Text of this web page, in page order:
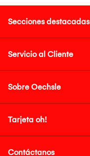
Secciones destacadas
Servicio al Cliente
Sobre Oechsle
Tarjeta oh!
Contáctanos